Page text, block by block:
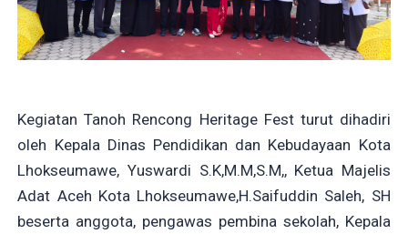
Kegiatan Tanoh Rencong Heritage Fest turut dihadiri
oleh Kepala Dinas Pendidikan dan Kebudayaan Kota
Lhokseumawe, Yuswardi S.K,M.M,S.M,, Ketua Majelis
Adat Aceh Kota Lhokseumawe,H.Saifuddin Saleh, SH
beserta anggota, pengawas pembina sekolah, Kepala